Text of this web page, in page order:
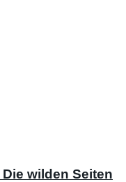
wilden Seiten